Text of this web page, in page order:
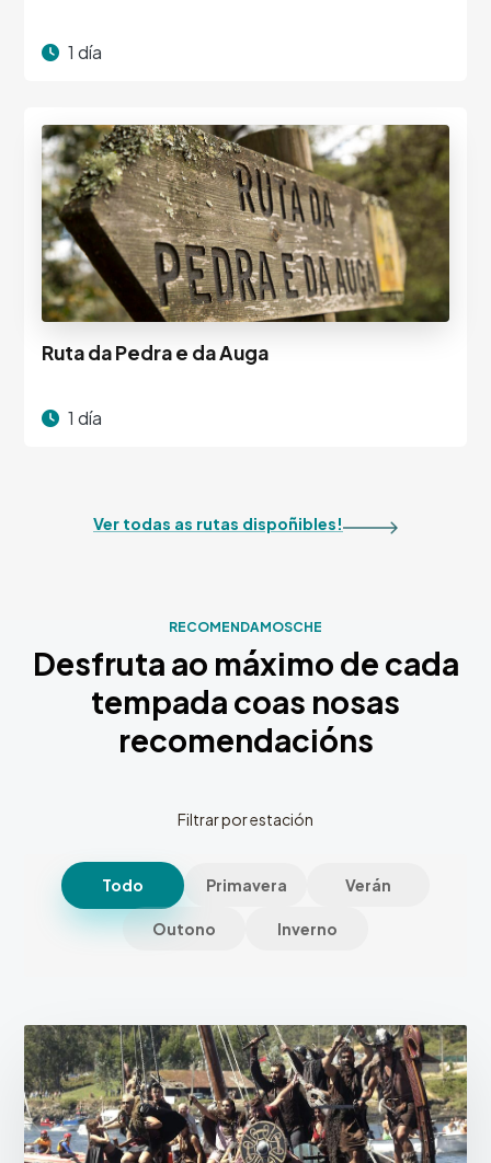
1 día
Ruta da Pedra e da Auga
1 día
Ver todas as rutas dispoñibles!
RECOMENDAMOSCHE
Desfruta ao máximo de cada
tempada coas nosas
recomendacións
Filtrar por estación
Todo Primavera Verán
Outono Inverno